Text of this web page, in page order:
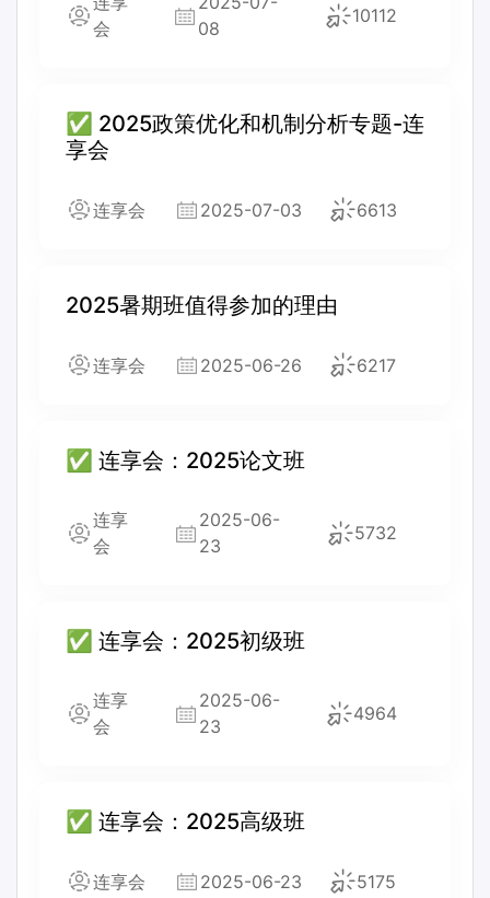
会
08
10112
✅ 2025政策优化和机制分析专题-连
享会
连享会 2025-07-03 6613
2025暑期班值得参加的理由
连享会 2025-06-26 6217
✅ 连享会：2025论文班
连享
会
2025-06-
23
5732
✅ 连享会：2025初级班
连享
会
2025-06-
23
4964
✅ 连享会：2025高级班
连享会 2025-06-23 5175